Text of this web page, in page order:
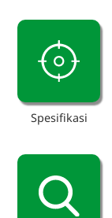
Spesifikasi